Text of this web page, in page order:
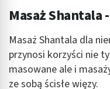
Masaż Shantala
Masaż Shantala dla
przynosi korzyści nie
masowane ale i
ze sobą ścisłe więzy.